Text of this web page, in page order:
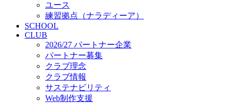
ユース
練習拠点（ナラディーア）
SCHOOL
CLUB
2026/27 パートナー企業
パートナー募集
クラブ理念
クラブ情報
サステナビリティ
Web制作支援